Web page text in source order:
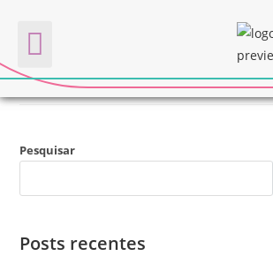
BAÚ DE
Pesquisar
Posts recentes